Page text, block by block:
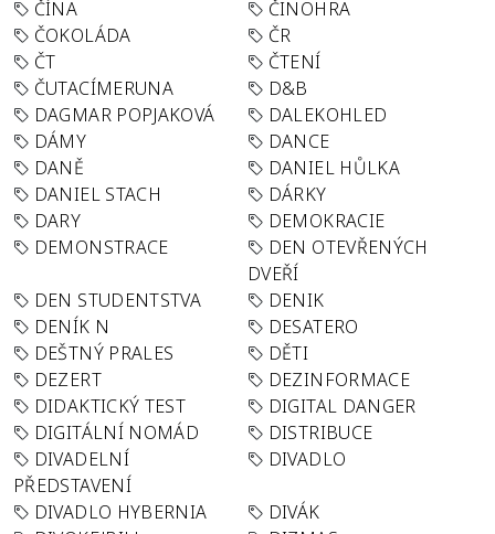
ČÍNA
ČINOHRA
ČOKOLÁDA
ČR
ČT
ČTENÍ
ČUTACÍMERUNA
D&B
DAGMAR POPJAKOVÁ
DALEKOHLED
DÁMY
DANCE
DANĚ
DANIEL HŮLKA
DANIEL STACH
DÁRKY
DARY
DEMOKRACIE
DEMONSTRACE
DEN OTEVŘENÝCH
DVEŘÍ
DEN STUDENTSTVA
DENIK
DENÍK N
DESATERO
DEŠTNÝ PRALES
DĚTI
DEZERT
DEZINFORMACE
DIDAKTICKÝ TEST
DIGITAL DANGER
DIGITÁLNÍ NOMÁD
DISTRIBUCE
DIVADELNÍ
PŘEDSTAVENÍ
DIVADLO
DIVADLO HYBERNIA
DIVÁK